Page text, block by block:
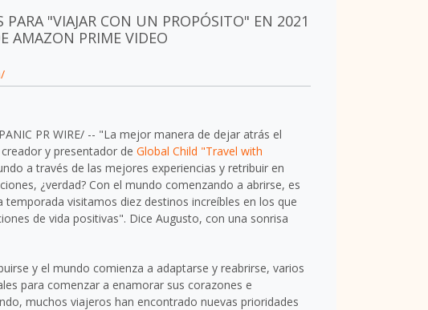
"VIAJAR CON UN PROPÓSITO" EN 2021
AMAZON PRIME VIDEO
PR WIRE/ -- "La mejor manera de dejar atrás el
y presentador de Global Child "Travel with
a través de las mejores experiencias y retribuir en
¿verdad? Con el mundo comenzando a abrirse, es
visitamos diez destinos increíbles en los que
de vida positivas". Dice Augusto, con una sonrisa
y el mundo comienza a adaptarse y reabrirse, varios
para comenzar a enamorar sus corazones e
muchos viajeros han encontrado nuevas prioridades